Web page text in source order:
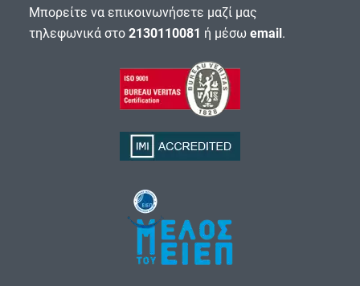
Μπορείτε να επικοινωνήσετε μαζί μας
τηλεφωνικά στο 2130110081 ή μέσω email.